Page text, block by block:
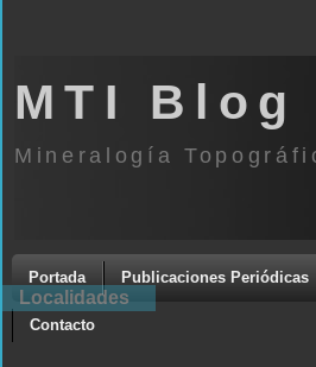
MTI Blog
Mineralogía
Portada Publicaciones Periódicas
Contacto
Localidades